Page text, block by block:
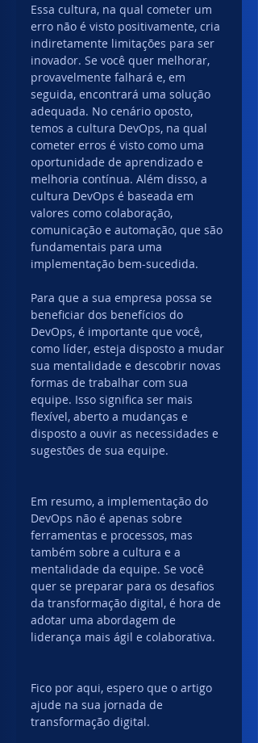
Essa cultura, na qual cometer um
erro não é visto positivamente, cria
indiretamente limitações para ser
inovador. Se você quer melhorar,
provavelmente falhará e, em
seguida, encontrará uma solução
adequada. No cenário oposto,
temos a cultura DevOps, na qual
cometer erros é visto como uma
oportunidade de aprendizado e
melhoria contínua. Além disso, a
cultura DevOps é baseada em
valores como colaboração,
comunicação e automação, que são
fundamentais para uma
implementação bem-sucedida.
Para que a sua empresa possa se
beneficiar dos benefícios do
DevOps, é importante que você,
como líder, esteja disposto a mudar
sua mentalidade e descobrir novas
formas de trabalhar com sua
equipe. Isso significa ser mais
flexível, aberto a mudanças e
disposto a ouvir as necessidades e
sugestões de sua equipe.
Em resumo, a implementação do
DevOps não é apenas sobre
ferramentas e processos, mas
também sobre a cultura e a
mentalidade da equipe. Se você
quer se preparar para os desafios
da transformação digital, é hora de
adotar uma abordagem de
liderança mais ágil e colaborativa.
Fico por aqui, espero que o artigo
ajude na sua jornada de
transformação digital.